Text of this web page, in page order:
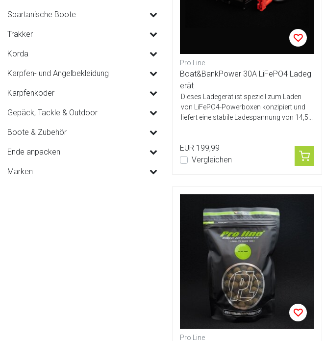
Spartanische Boote
Trakker
Korda
Karpfen- und Angelbekleidung
Karpfenköder
Gepäck, Tackle & Outdoor
Boote & Zubehör
Ende anpacken
Marken
Pro Line
Boat&BankPower 30A LiFePO4 Ladeg
erät
Dieses Ladegerät ist speziell zum Laden
von LiFePO4-Powerboxen konzipiert und
liefert eine stabile Ladespannung von 14,5...
EUR 199,99
Vergleichen
Pro Line